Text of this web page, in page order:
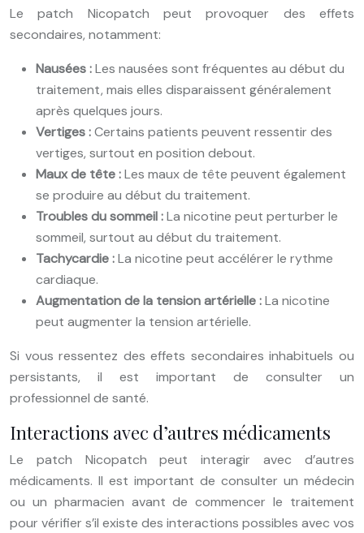
Le patch Nicopatch peut provoquer des effets
secondaires, notamment:
Nausées :Les nausées sont fréquentes au début du
traitement, mais elles disparaissent généralement
après quelques jours.
Vertiges :Certains patients peuvent ressentir des
vertiges, surtout en position debout.
Maux de tête :Les maux de tête peuvent également
se produire au début du traitement.
Troubles du sommeil :La nicotine peut perturber le
sommeil, surtout au début du traitement.
Tachycardie :La nicotine peut accélérer le rythme
cardiaque.
Augmentation de la tension artérielle :La nicotine
peut augmenter la tension artérielle.
Si vous ressentez des effets secondaires inhabituels ou
persistants, il est important de consulter un
professionnel de santé.
Interactions avec d’autres médicaments
Le patch Nicopatch peut interagir avec d’autres
médicaments. Il est important de consulter un médecin
ou un pharmacien avant de commencer le traitement
pour vérifier s’il existe des interactions possibles avec vos